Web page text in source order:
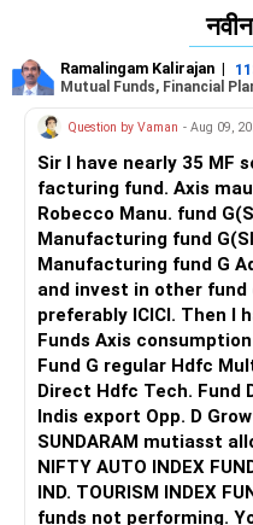
You have chosen a good
Very thoughtful and
fund selection.
Assessment of Asset
Your portfolio has strong
the bluechip fund.
Large cap funds are
Flexi cap funds offer
small companies.
Large and mid cap
stability and higher growth.
Ramalingam Kalirajan |
Mutual Funds, Financial
Question by Vaman - Aug 09,
Sir I have nearly 35 MF scheme. I have 4 Manu
facturing fund. Axis mau facturing fund.. Canara
Robecco Manu. fund
Manufacturing fund G(SIP
Manufacturing fund G
and invest in other
preferably ICICI. Then I
Funds Axis
Fund G regular Hdfc Multcap 50/25/25Index fund
Direct Hdfc Tech. Fund D Growth
Indis export Opp. D Growth ICICI opp. Fund D
SUNDARAM mutiasst
NIFTY AUTO INDEX
IND. TOURISM INDEX
funds not performing.